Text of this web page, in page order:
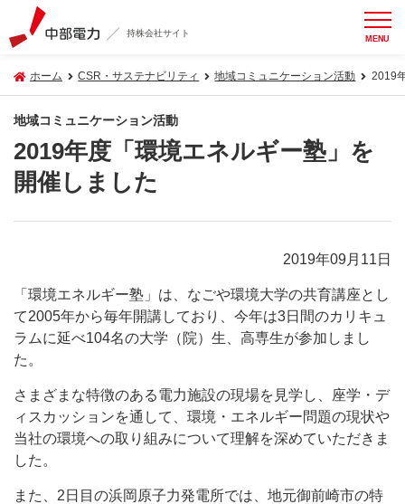
持株会社サイト MENU
ホーム CSR・サステナビリティ 地域コミュニケーション活動 2019
地域コミュニケーション活動
2019年度「環境エネルギー塾」を
開催しました
2019年09月11日
「環境エネルギー塾」は、なごや環境大学の共育講座とし
て2005年から毎年開講しており、今年は3日間のカリキュ
ラムに延べ104名の大学（院）生、高専生が参加しまし
た。
さまざまな特徴のある電力施設の現場を見学し、座学・デ
ィスカッションを通して、環境・エネルギー問題の現状や
当社の環境への取り組みについて理解を深めていただきま
した。
また、2日目の浜岡原子力発電所では、地元御前崎市の特